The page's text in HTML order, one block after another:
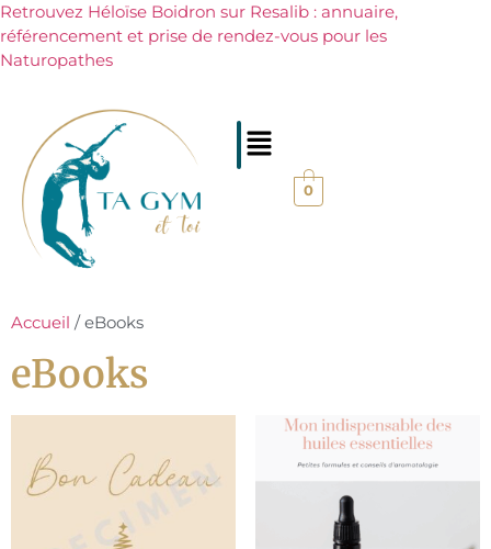
Retrouvez Héloïse Boidron sur Resalib : annuaire,
référencement et prise de rendez-vous pour les
Naturopathes
0
Accueil / eBooks
eBooks